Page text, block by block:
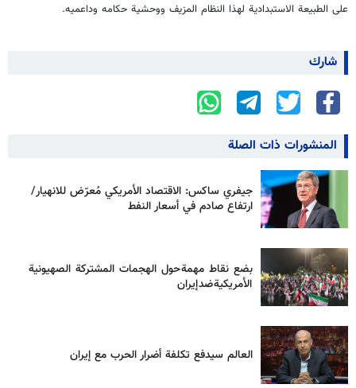
على الطبيعة الاستبدادية لهذا النظام المزيف ووحشية حكامه وداعميه.
شارك
المنشورات ذات الصلة
جيفري ساكس: الاقتصاد الأمريكي مُعرّض للانهيار/
ارتفاع صادم في أسعار النفط
بضع نقاط مهمة حول الهجمات المشتركة الصهيونية
الأمريكية ضد إيران
العالم سيدفع تكلفة أضرار الحرب مع إيران